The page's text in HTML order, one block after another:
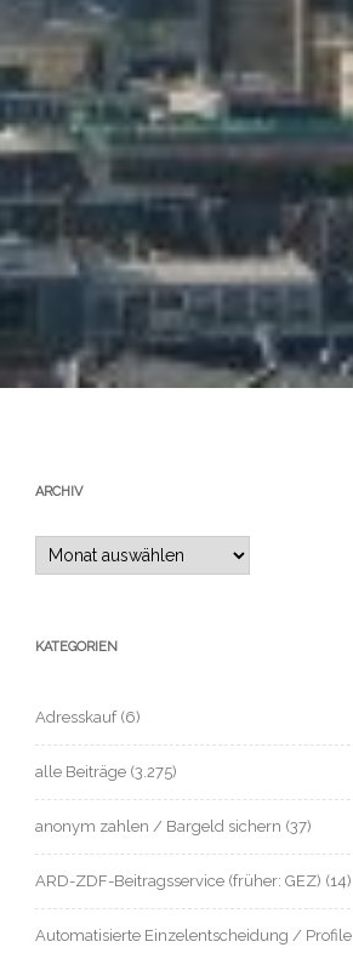
ARCHIV
Archiv
KATEGORIEN
Adresskauf(6)
alle Beiträge (3.275)
anonym zahlen / Bargeld sichern (37)
ARD-ZDF-Beitragsservice (früher: GEZ) (14)
Automatisierte Einzelentscheidung / Profile